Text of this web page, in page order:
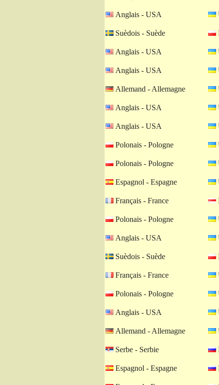
Anglais - USA
Suèdois - Suède
Anglais - USA
Anglais - USA
Allemand - Allemagne
Anglais - USA
Anglais - USA
Polonais - Pologne
Polonais - Pologne
Espagnol - Espagne
Français - France
Polonais - Pologne
Anglais - USA
Suèdois - Suède
Français - France
Polonais - Pologne
Anglais - USA
Allemand - Allemagne
Serbe - Serbie
Espagnol - Espagne